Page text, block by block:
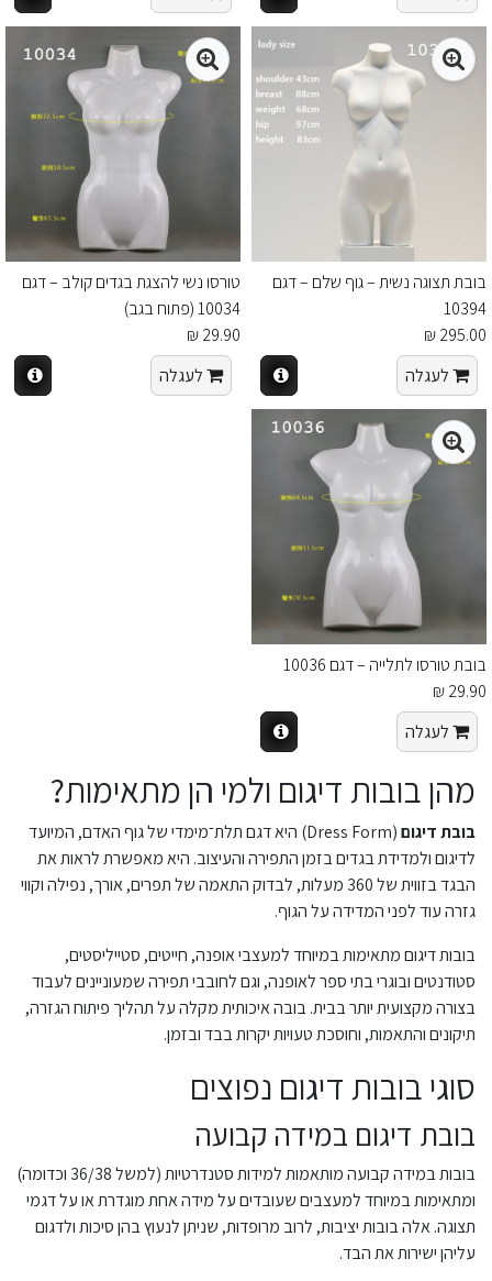
בובת תצוגה נשית – גוף שלם – דגם
10394
295.00 ₪
לעגלה
טורסו נשי להצגת בגדים קולב – דגם
10034 (פתוח בגב)
29.90 ₪
לעגלה
בובת טורסו לתלייה – דגם 10036
29.90 ₪
לעגלה
מהן בובות דיגום ולמי הן מתאימות?
בובת דיגום
(Dress Form) היא דגם תלת־מימדי של גוף האדם, המיועד
לדיגום ולמדידת בגדים בזמן התפירה והעיצוב. היא מאפשרת לראות את
הבגד בזווית של 360 מעלות, לבדוק התאמה של תפרים, אורך, נפילה וקווי
גזרה עוד לפני המדידה על הגוף.
בובות דיגום מתאימות במיוחד למעצבי אופנה, חייטים, סטייליסטים,
סטודנטים ובוגרי בתי ספר לאופנה, וגם לחובבי תפירה שמעוניינים לעבוד
בצורה מקצועית יותר בבית. בובה איכותית מקלה על תהליך פיתוח הגזרה,
תיקונים והתאמות, וחוסכת טעויות יקרות בבד ובזמן.
סוגי בובות דיגום נפוצים
בובת דיגום במידה קבועה
בובות במידה קבועה מותאמות למידות סטנדרטיות (למשל 36/38 וכדומה)
ומתאימות במיוחד למעצבים שעובדים על מידה אחת מוגדרת או על דגמי
תצוגה. אלה בובות יציבות, לרוב מרופדות, שניתן לנעוץ בהן סיכות ולדגום
עליהן ישירות את הבד.